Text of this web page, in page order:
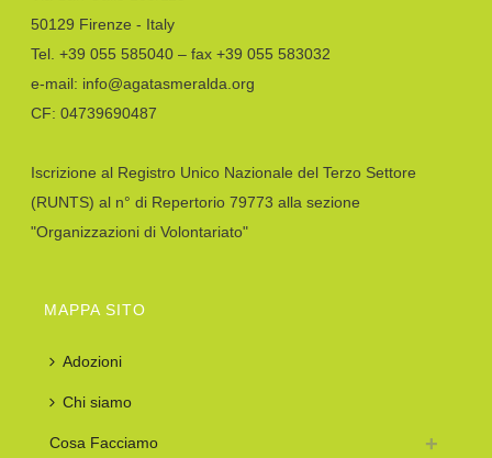
50129 Firenze - Italy
Tel. +39 055 585040 – fax +39 055 583032
e-mail: info@agatasmeralda.org
CF: 04739690487
Iscrizione al Registro Unico Nazionale del Terzo Settore
(RUNTS) al n° di Repertorio 79773 alla sezione
"Organizzazioni di Volontariato"
MAPPA SITO
Adozioni
Chi siamo
Cosa Facciamo